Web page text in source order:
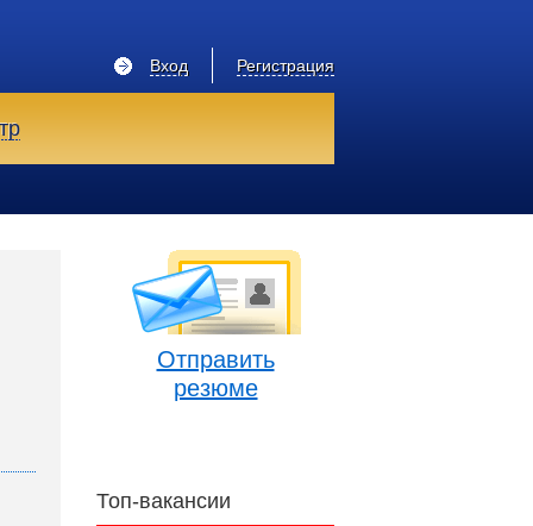
Регистрация
Вход
Отправить
резюме
Топ-вакансии